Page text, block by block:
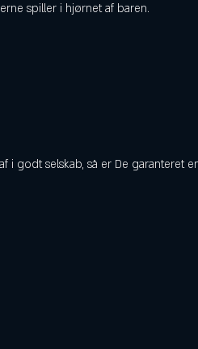
spiller i hjørnet af baren.
i godt selskab, så er De